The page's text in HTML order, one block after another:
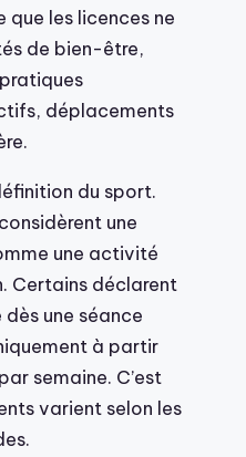
les licences ne
de bien-être,
déplacements
du sport.
une
une activité
Certains déclarent
une séance
à partir
semaine. C’est
varient selon les